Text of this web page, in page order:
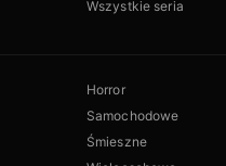
Wszystkie seria
Horror
Samochodowe
Śmieszne